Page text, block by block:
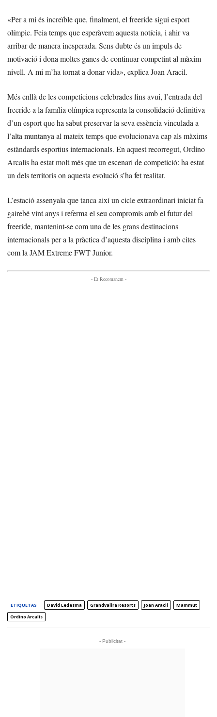
«Per a mi és increïble que, finalment, el freeride sigui esport
olímpic. Feia temps que esperàvem aquesta notícia, i ahir va
arribar de manera inesperada. Sens dubte és un impuls de
motivació i dona moltes ganes de continuar competint al màxim
nivell. A mi m’ha tornat a donar vida», explica Joan Aracil.
Més enllà de les competicions celebrades fins avui, l’entrada del
freeride a la família olímpica representa la consolidació definitiva
d’un esport que ha sabut preservar la seva essència vinculada a
l’alta muntanya al mateix temps que evolucionava cap als màxims
estàndards esportius internacionals. En aquest recorregut, Ordino
Arcalís ha estat molt més que un escenari de competició: ha estat
un dels territoris on aquesta evolució s’ha fet realitat.
L’estació assenyala que tanca així un cicle extraordinari iniciat fa
gairebé vint anys i referma el seu compromís amb el futur del
freeride, mantenint-se com una de les grans destinacions
internacionals per a la pràctica d’aquesta disciplina i amb cites
com la JAM Extreme FWT Junior.
- Et Recomanem -
ETIQUETAS David Ledesma Grandvalira Resorts Joan Aracil
Mammut
Ordino Arcalís
- Publicitat -